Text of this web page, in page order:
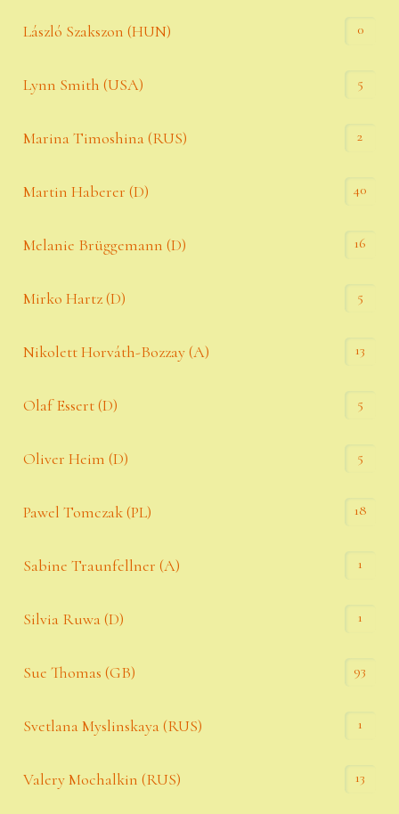
László Szakszon (HUN) 0
Lynn Smith (USA) 5
Marina Timoshina (RUS) 2
Martin Haberer (D) 40
Melanie Brüggemann (D) 16
Mirko Hartz (D) 5
Nikolett Horváth-Bozzay (A) 13
Olaf Essert (D) 5
Oliver Heim (D) 5
Pawel Tomczak (PL) 18
Sabine Traunfellner (A) 1
Silvia Ruwa (D) 1
Sue Thomas (GB) 93
Svetlana Myslinskaya (RUS) 1
Valery Mochalkin (RUS) 13